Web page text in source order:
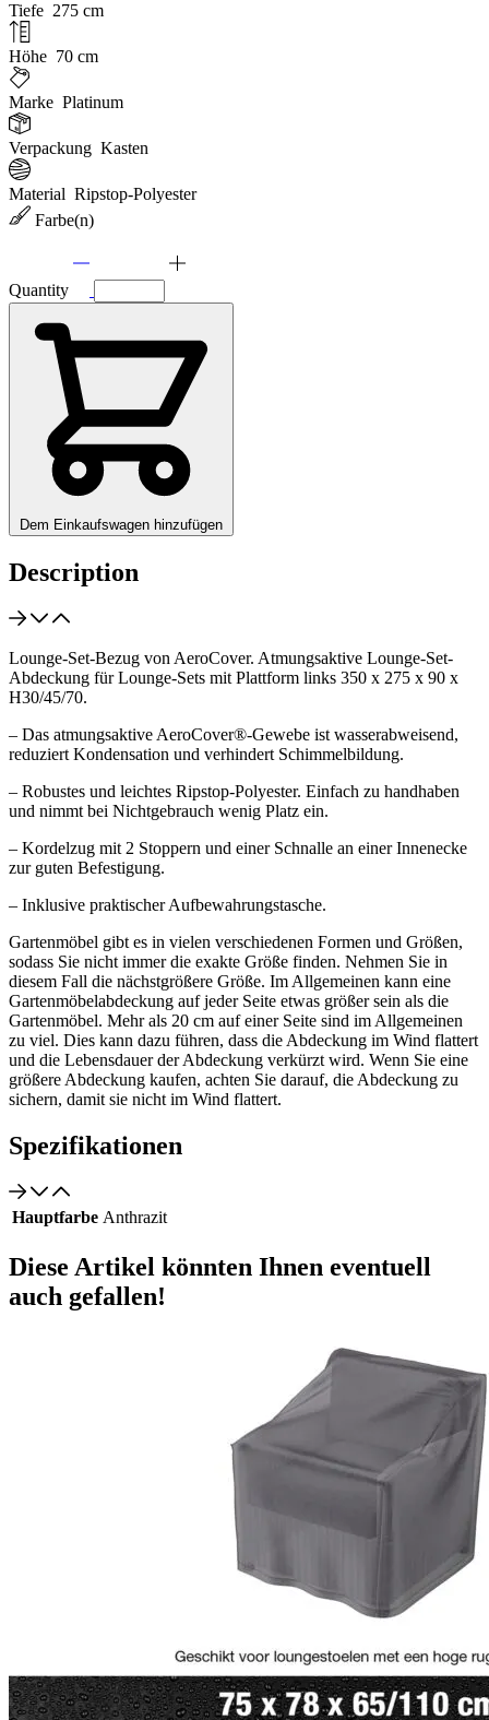
Tiefe 275 cm
Höhe 70 cm
Marke Platinum
Verpackung Kasten
Material Ripstop-Polyester
Farbe(n)
Quantity
Dem Einkaufswagen hinzufügen
Description
Lounge-Set-Bezug von AeroCover. Atmungsaktive Lounge-Set-
Abdeckung für Lounge-Sets mit Plattform links 350 x 275 x 90 x
H30/45/70.
– Das atmungsaktive AeroCover®-Gewebe ist wasserabweisend,
reduziert Kondensation und verhindert Schimmelbildung.
– Robustes und leichtes Ripstop-Polyester. Einfach zu handhaben
und nimmt bei Nichtgebrauch wenig Platz ein.
– Kordelzug mit 2 Stoppern und einer Schnalle an einer Innenecke
zur guten Befestigung.
– Inklusive praktischer Aufbewahrungstasche.
Gartenmöbel gibt es in vielen verschiedenen Formen und Größen,
sodass Sie nicht immer die exakte Größe finden. Nehmen Sie in
diesem Fall die nächstgrößere Größe. Im Allgemeinen kann eine
Gartenmöbelabdeckung auf jeder Seite etwas größer sein als die
Gartenmöbel. Mehr als 20 cm auf einer Seite sind im Allgemeinen
zu viel. Dies kann dazu führen, dass die Abdeckung im Wind flattert
und die Lebensdauer der Abdeckung verkürzt wird. Wenn Sie eine
größere Abdeckung kaufen, achten Sie darauf, die Abdeckung zu
sichern, damit sie nicht im Wind flattert.
Spezifikationen
Hauptfarbe Anthrazit
Diese Artikel könnten Ihnen eventuell
auch gefallen!